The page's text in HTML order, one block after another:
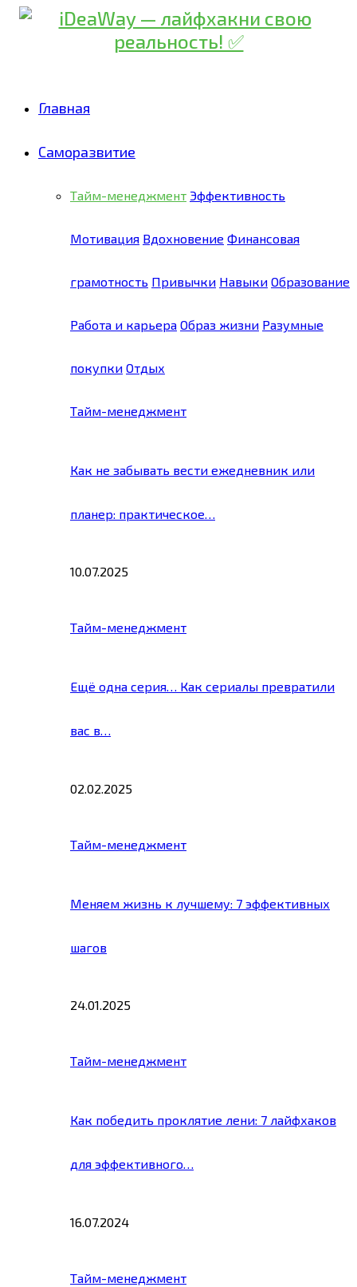
Главная
Саморазвитие
Тайм-менеджмент Эффективность
Мотивация Вдохновение Финансовая
грамотность Привычки Навыки Образование
Работа и карьера Образ жизни Разумные
покупки Отдых
Тайм-менеджмент
Как не забывать вести ежедневник или
планер: практическое…
10.07.2025
Тайм-менеджмент
Ещё одна серия… Как сериалы превратили
вас в…
02.02.2025
Тайм-менеджмент
Меняем жизнь к лучшему: 7 эффективных
шагов
24.01.2025
Тайм-менеджмент
Как победить проклятие лени: 7 лайфхаков
для эффективного…
16.07.2024
Тайм-менеджмент